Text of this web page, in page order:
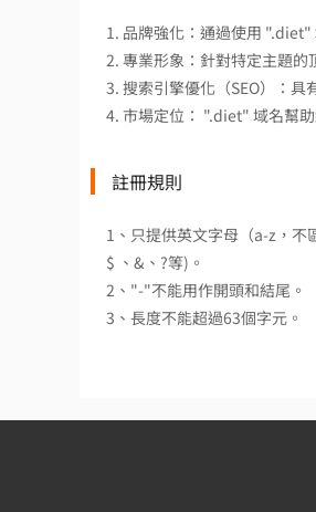
1. 品牌強化：通過使用 ".diet"
2. 專業形象：針對特定主題的
3. 搜索引擎優化（SEO）：具
4. 市場定位： ".diet" 域名幫
註冊規則
1、只提供英文字母（a-z，
$ 、&、?等)。
2、"-"不能用作開頭和結尾。
3、長度不能超過63個字元。